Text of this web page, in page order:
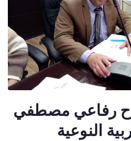
رفاعي مصطفي
النوعية